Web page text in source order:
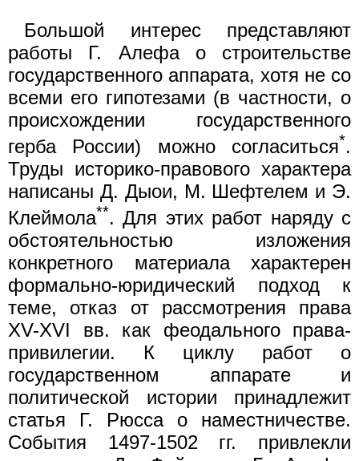
Большой интерес представляют
работы Г. Алефа о строительстве
государственного аппарата, хотя не со
всеми его гипотезами (в частности, о
происхождении государственного
герба России) можно согласиться*.
Труды историко-правового характера
написаны Д. Дыои, М. Шефтелем и Э.
Клеймола**. Для этих работ наряду с
обстоятельностью изложения
конкретного материала характерен
формально-юридический подход к
теме, отказ от рассмотрения права
XV-XVI вв. как феодального права-
привилегии. К циклу работ о
государственном аппарате и
политической истории принадлежит
статья Г. Рюсса о наместничестве.
События 1497-1502 гг. привлекли